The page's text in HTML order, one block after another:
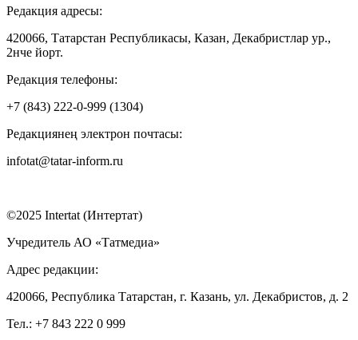
Редакция адресы:
420066, Татарстан Республикасы, Казан, Декабристлар ур.,
2нче йорт.
Редакция телефоны:
+7 (843) 222-0-999 (1304)
Редакциянең электрон почтасы:
infotat@tatar-inform.ru
©2025 Intertat (Интертат)
Учредитель АО «Татмедиа»
Адрес редакции:
420066, Республика Татарстан, г. Казань, ул. Декабристов, д. 2
Тел.: +7 843 222 0 999